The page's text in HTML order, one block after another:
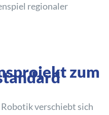
regionaler
zum
verschiebt sich